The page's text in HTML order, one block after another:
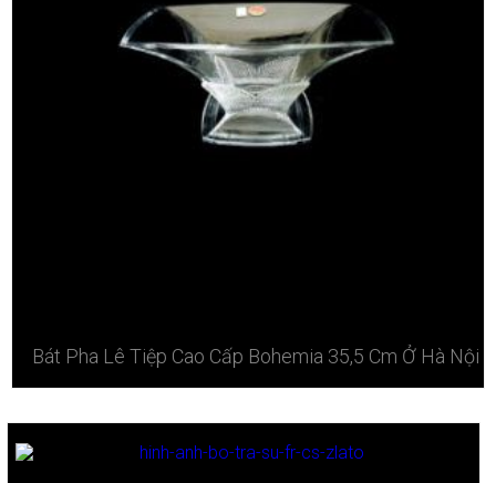
Bát Pha Lê Tiệp Cao Cấp Bohemia 35,5 Cm Ở Hà Nội